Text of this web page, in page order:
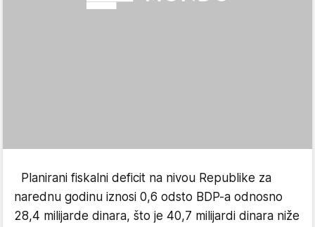
Planirani fiskalni deficit na nivou Republike za
narednu godinu iznosi 0,6 odsto BDP-a odnosno
28,4 milijarde dinara, što je 40,7 milijardi dinara niže